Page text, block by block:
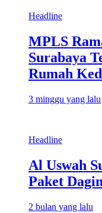
Headline
MPLS
Surabaya
Rumah
3 minggu yang lalu
Headline
Al Uswah
Paket
2 bulan yang lalu